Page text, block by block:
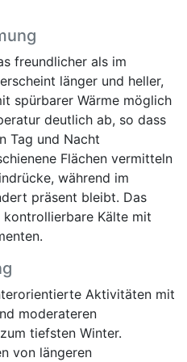
freundlicher als im
länger und heller,
spürbarer Wärme möglich
deutlich ab, so dass
Tag und Nacht
Flächen vermitteln
während im
präsent bleibt. Das
Kälte mit
Aktivitäten mit
moderateren
tiefsten Winter.
von längeren